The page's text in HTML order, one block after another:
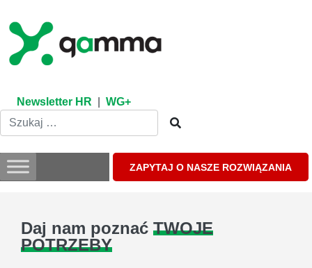
content
Newsletter HR WG+
ZAPYTAJ O NASZE ROZWIĄZANIA
Daj nam poznać TWOJE
POTRZEBY